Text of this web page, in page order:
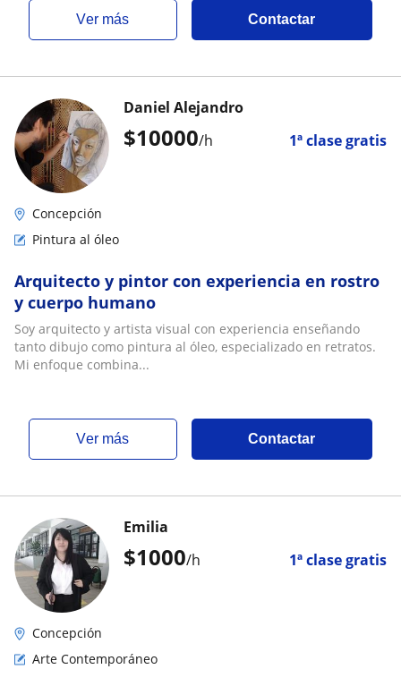
ver más Contactar
$10000/h 1ª clase gratis
Daniel Alejandro
Concepción
Pintura al óleo
Arquitecto y pintor con experiencia en rostro
y cuerpo humano
Soy arquitecto y artista visual con experiencia enseñando
tanto dibujo como pintura al óleo, especializado en retratos.
Mi enfoque combina...
ver más Contactar
$1000/h 1ª clase gratis
Emilia
Concepción
Arte Contemporáneo